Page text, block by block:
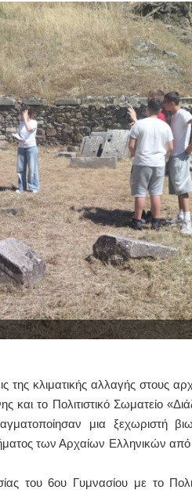
της κλιματικής αλλαγής στους
το Πολιτιστικό Σωματείο
μια ξεχωριστή
των Αρχαίων Ελληνικών
του 6ου Γυμνασίου με το